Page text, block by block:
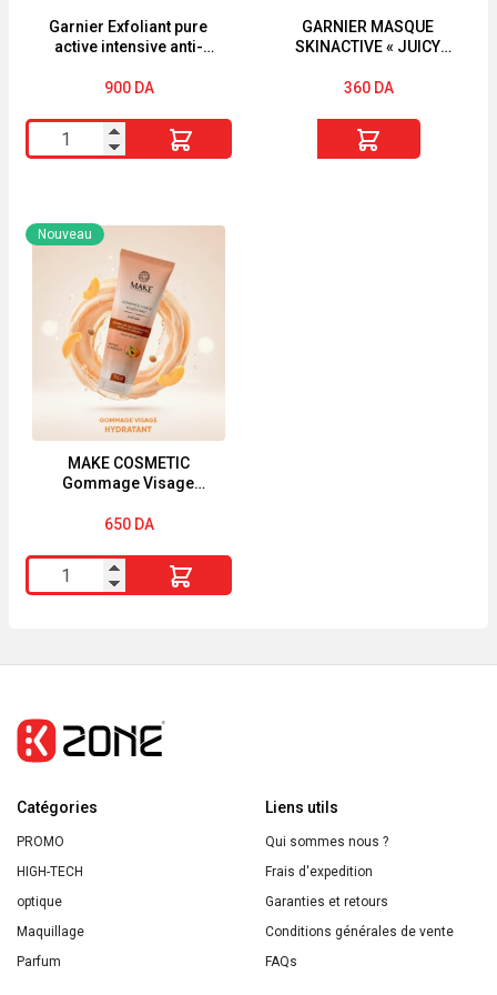
Garnier Exfoliant pure
active intensive anti-
900 DA
quantité
de
Exfoliant
pure
intensive
anti-
blackhead
GARNIER MASQUE
SKINACTIVE « JUICY
360 DA
MAKE COSMETIC
Gommage Visage
Sèches
Nouveau
650 DA
quantité
de
Visage
Hydratant
Peau
Sèches
Catégories
PROMO
HIGH-TECH
optique
Maquillage
Parfum
Liens utils
Qui sommes nous ?
Frais d'expedition
Garanties et retours
Conditions générales de vente
FAQs